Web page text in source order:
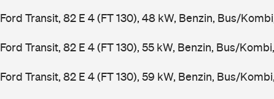
Ford Transit, 82 E 4 (FT 130), 48 kW, Benzin, Bus/
Ford Transit, 82 E 4 (FT 130), 55 kW, Benzin, Bus/
Ford Transit, 82 E 4 (FT 130), 59 kW, Benzin, Bus/